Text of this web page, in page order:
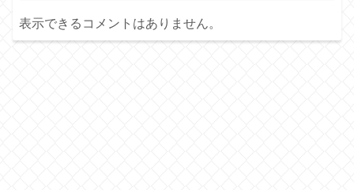
表示できるコメントはありません。